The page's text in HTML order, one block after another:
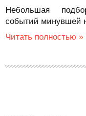
Небольшая
событий минувшей
Читать полностью »